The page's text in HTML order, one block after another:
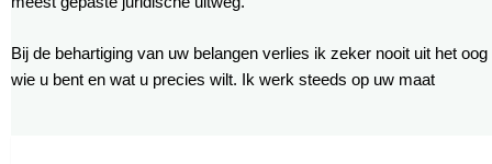
Bij de behartiging van uw belangen verlies ik zeker nooit uit het oog
wie u bent en wat u precies wilt. Ik werk steeds op uw maat